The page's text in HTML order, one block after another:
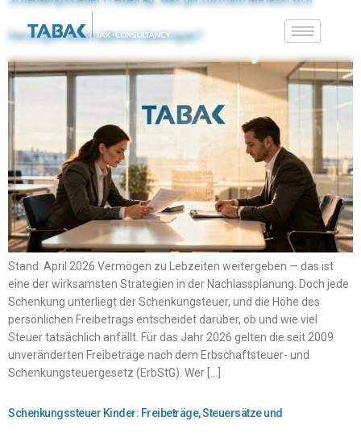
Vermögen steueroptimiert übertragen?
Stand: April 2026 Vermögen zu Lebzeiten weitergeben — das ist
eine der wirksamsten Strategien in der Nachlassplanung. Doch jede
Schenkung unterliegt der Schenkungsteuer, und die Höhe des
persönlichen Freibetrags entscheidet darüber, ob und wie viel
Steuer tatsächlich anfällt. Für das Jahr 2026 gelten die seit 2009
unveränderten Freibeträge nach dem Erbschaftsteuer- und
Schenkungsteuergesetz (ErbStG). Wer […]
Schenkungssteuer Kinder: Freibeträge, Steuersätze und